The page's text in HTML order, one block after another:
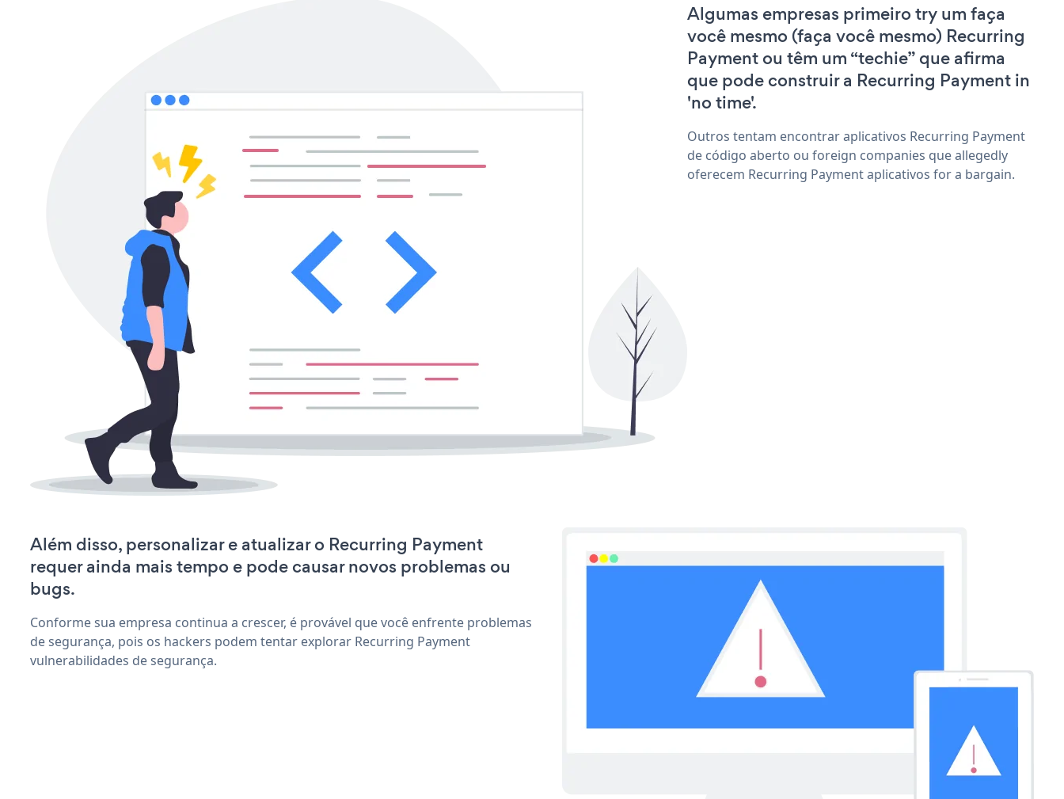
Algumas empresas primeiro try um faça
você mesmo (faça você mesmo) Recurring
Payment ou têm um “techie” que afirma
que pode construir a Recurring Payment in
'no time'.
Outros tentam encontrar aplicativos Recurring Payment
de código aberto ou foreign companies que allegedly
oferecem Recurring Payment aplicativos for a bargain.
Além disso, personalizar e atualizar o Recurring Payment
requer ainda mais tempo e pode causar novos problemas ou
bugs.
Conforme sua empresa continua a crescer, é provável que você enfrente problemas
de segurança, pois os hackers podem tentar explorar Recurring Payment
vulnerabilidades de segurança.